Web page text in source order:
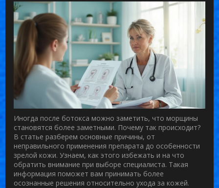
Иногда после ботокса можно заметить, что морщины
становятся более заметными. Почему так происходит?
В статье разберем основные причины, от
неправильного применения препарата до особенности
зрелой кожи. Узнаем, как этого избежать и на что
обратить внимание при выборе специалиста. Такая
информация поможет вам принимать более
осознанные решения относительно ухода за кожей.